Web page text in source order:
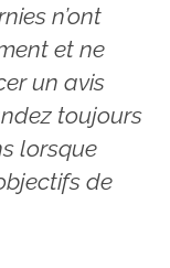
n’ont
et ne
un avis
toujours
lorsque
de